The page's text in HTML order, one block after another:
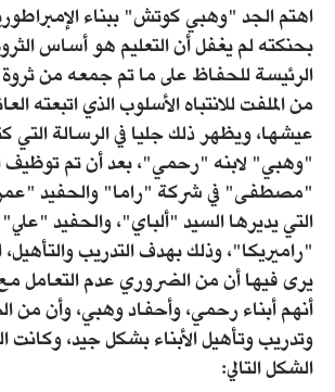
اهتم الجد "وهبي كوتش" ببناء
بحنكته لم يغفل أن التعليم هو أساس
الرئيسة للحفاظ على ما تم جمعه من ثروة
من الملفت للانتباه الأسلوب الذي اتبعته
عيشها، ويظهر ذلك جليا في الرسالة التي
"وهبي" لابنه "رحمي"، بعد أن تم توظيف
"مصطفى" في شركة "راما" والحفيد
التي يديرها السيد "ألباي"، والحفيد
"راميريكا"، وذلك بهدف التدريب والتأهيل،
يرى فيها أن من الضروري عدم التعامل
أنهم أبناء رحمي، وأحفاد وهبي، وأن من
وتدريب وتأهيل الأبناء بشكل جيد، وكانت
الشكل التالي: